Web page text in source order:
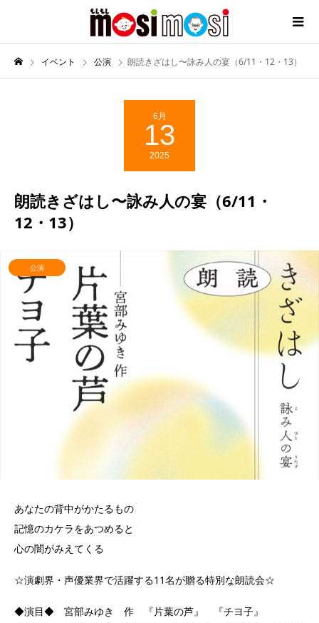
イベント 公演 朗読きざはし〜詠み人の宴（6/11・12・13）
6月
13
2025
朗読きざはし〜詠み人の宴（6/11・
12・13）
公演
あなたの背中がかたるもの
記憶のカケラをあつめると
心の闇がみえてくる
☆演劇界・声優業界で活躍する11名が贈る特別な朗読会☆
◆演目◆ 宮部みゆき 作 『片葉の芦』 『チヨ子』